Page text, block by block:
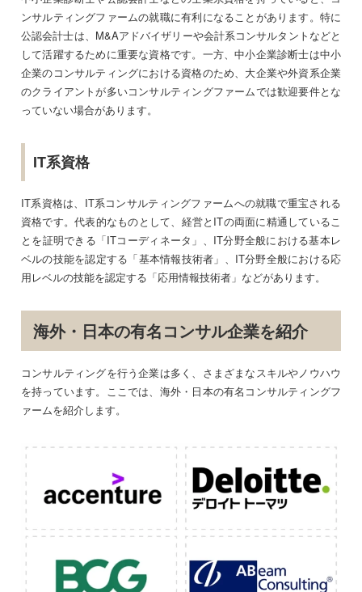
ンサルティングファームの就職に有利になることがあります。特に
公認会計士は、M&Aアドバイザリーや会計系コンサルタントなどと
して活躍するために重要な資格です。一方、中小企業診断士は中小
企業のコンサルティングにおける資格のため、大企業や外資系企業
のクライアントが多いコンサルティングファームでは歓迎要件とな
っていない場合があります。
IT系資格
IT系資格は、IT系コンサルティングファームへの就職で重宝される
資格です。代表的なものとして、経営とITの両面に精通しているこ
とを証明できる「ITコーディネータ」、IT分野全般における基本レ
ベルの技能を認定する「基本情報技術者」、IT分野全般における応
用レベルの技能を認定する「応用情報技術者」などがあります。
海外・日本の有名コンサル企業を紹介
コンサルティングを行う企業は多く、さまざまなスキルやノウハウ
を持っています。ここでは、海外・日本の有名コンサルティングフ
ァームを紹介します。